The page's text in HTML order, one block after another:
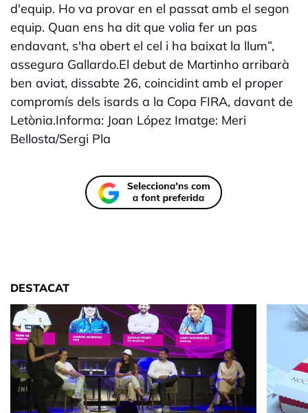
d'equip. Ho va provar en el passat amb el segon
equip. Quan ens ha dit que volia fer un pas
endavant, s'ha obert el cel i ha baixat la llum”,
assegura Gallardo.El debut de Martinho arribarà
ben aviat, dissabte 26, coincidint amb el proper
compromís dels isards a la Copa FIRA, davant de
Letònia.Informa: Joan López Imatge: Meri
Bellosta/Sergi Pla
DESTACAT